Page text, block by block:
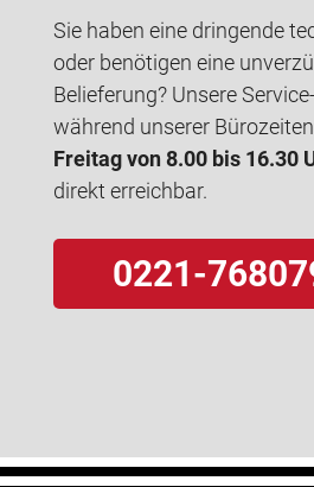
Sie haben eine dringende
oder benötigen eine
Belieferung? Unsere
während unserer
Freitag von 8.00 bis 16.30
direkt erreichbar.
0221-